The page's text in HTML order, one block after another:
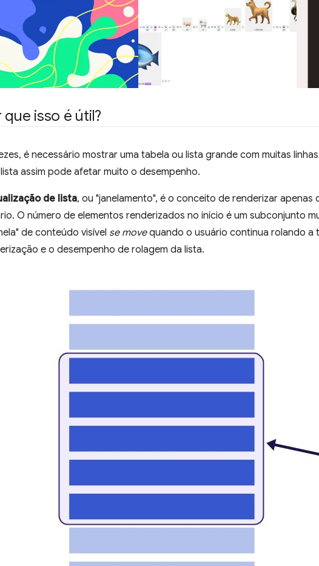
que isso é útil?
é necessário mostrar uma tabela ou lista grande com muitas
assim pode afetar muito o desempenho.
de lista, ou "janelamento", é o conceito de renderizar apenas
O número de elementos renderizados no início é um subconjunto
de conteúdo visível se movequando o usuário continua rolando a
e o desempenho de rolagem da lista.